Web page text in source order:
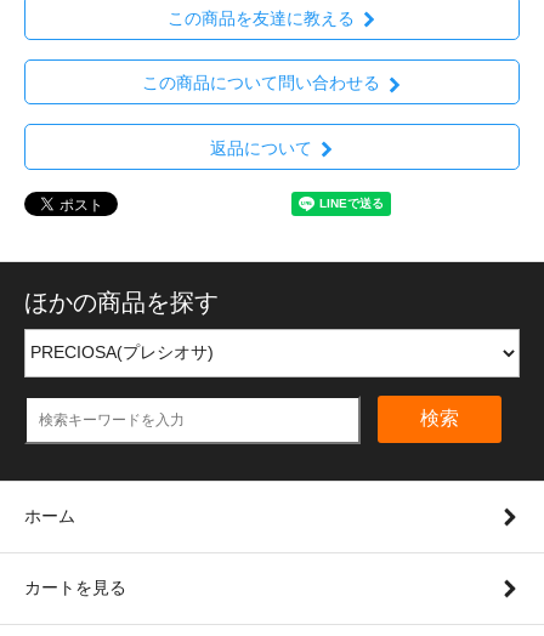
この商品を友達に教える
この商品について問い合わせる
返品について
ほかの商品を探す
検索
ホーム
カートを見る